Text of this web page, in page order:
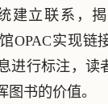
建立联系，
OPAC实现链
进行标注，读
图书的价值。